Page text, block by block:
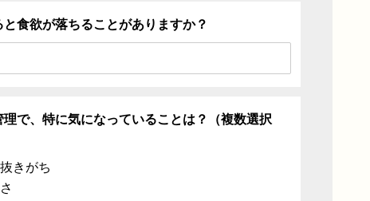
食欲が落ちることがありますか？
で、特に気になっていることは？（複数選択
きがち